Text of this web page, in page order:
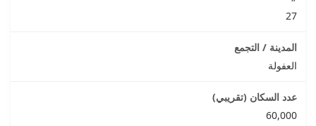
27
العفولة
60,000